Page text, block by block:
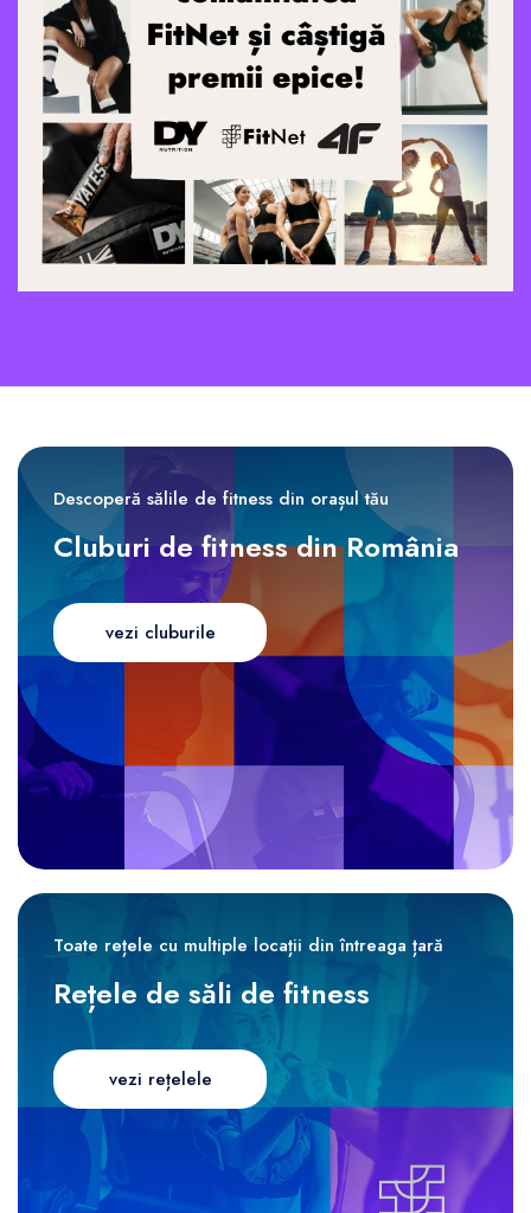
Descoperă sălile de fitness din orașul tău
Cluburi de fitness din România
vezi cluburile
Toate rețele cu multiple locații din întreaga țară
Rețele de săli de fitness
vezi rețelele